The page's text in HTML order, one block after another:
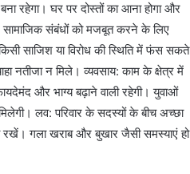
रहेगा। घर पर दोस्तों का आना होगा और
संबंधों को मजबूत करने के लिए
साजिश या विरोध की स्थिति में फंस सकते
नतीजा न मिले। व्यवसाय: काम के क्षेत्र में
और भाग्य बढ़ाने वाली रहेगी। युवाओं
लव: परिवार के सदस्यों के बीच अच्छा
गला खराब और बुखार जैसी समस्याएं हो